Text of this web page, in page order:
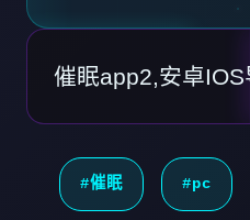
催眠app2,安卓IOS
#催眠 #pc